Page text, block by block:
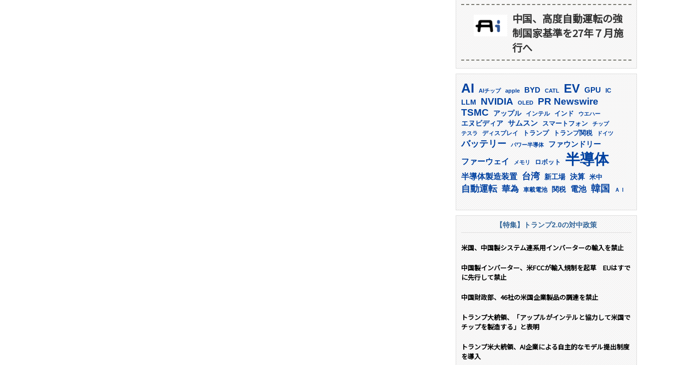
中国、高度自動運転の強
制国家基準を27年７月施
行へ
AI AIチップ apple BYD CATL EV GPU IC
LLM NVIDIA OLED PR Newswire
TSMC アップル インテル インド ウエハー
エヌビディア サムスン スマートフォン
チップ
テスラ
ディスプレイ トランプ トランプ関税 ドイツ
バッテリー パワー半導体 ファウンドリー
ファーウェイ メモリ ロボット 半導体
半導体製造装置 台湾 新工場 決算 米中
自動運転 華為 車載電池 関税 電池 韓国 ＡＩ
【特集】トランプ2.0の対中政策
米国、中国製システム連系用インバーターの輸入を禁止
中国製インバーター、米FCCが輸入規制を起草 EUはすで
に先行して禁止
中国財政部、46社の米国企業製品の調達を禁止
トランプ大統領、「アップルがインテルと協力して米国で
チップを製造する」と表明
トランプ米大統領、AI企業による自主的なモデル提出制度
を導入